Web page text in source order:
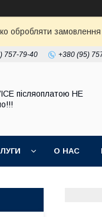
обробляти
757-79-40 +380 (95)
пiсляоплатою НЕ
О НАС